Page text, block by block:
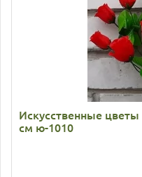
Искусственные цветы
см ю-1010